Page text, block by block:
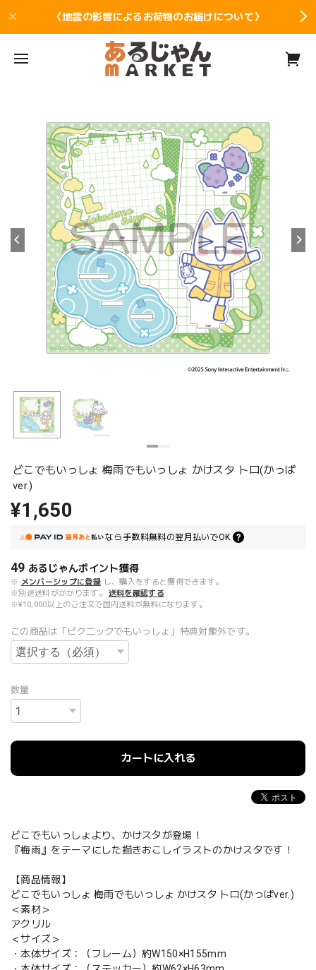
〈地震の影響によるお荷物のお届けについて〉
どこでもいっしょ 梅雨でもいっしょ かけスタ トロ(かっぱ
ver.)
¥1,650
なら 手数料無料の翌月払いでOK
49 あるじゃんポイント獲得
※ メンバーシップに登録 し、購入をすると獲得できます。
※別途送料がかかります。
送料を確認する
※¥10,000以上のご注文で国内送料が無料になります。
この商品は「ピクニックでもいっしょ」特典対象外です。
数量
カートに入れる
どこでもいっしょより、かけスタが登場！
『梅雨』をテーマにした描きおこしイラストのかけスタです！
【商品情報】
どこでもいっしょ 梅雨でもいっしょ かけスタ トロ(かっぱver.)
＜素材＞
アクリル
＜サイズ＞
・本体サイズ：（フレーム）約W150×H155mm